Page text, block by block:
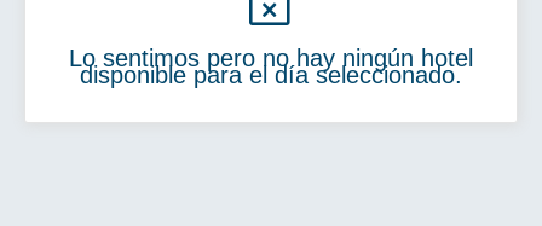
Entradas/Ocio
Lo sentimos pero no hay ningún hotel
disponible para el día seleccionado.